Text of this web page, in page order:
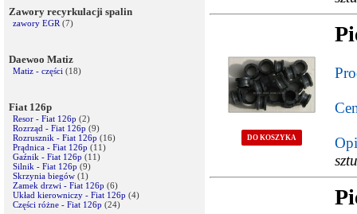
Zawory recyrkulacji spalin
zawory EGR (7)
Daewoo Matiz
Matiz - części (18)
Fiat 126p
Resor - Fiat 126p (2)
Rozrząd - Fiat 126p (9)
Rozrusznik - Fiat 126p (16)
Prądnica - Fiat 126p (11)
Gaźnik - Fiat 126p (11)
Silnik - Fiat 126p (9)
Skrzynia biegów (1)
Zamek drzwi - Fiat 126p (6)
Układ kierowniczy - Fiat 126p (4)
Części różne - Fiat 126p (24)
DO KOSZYKA